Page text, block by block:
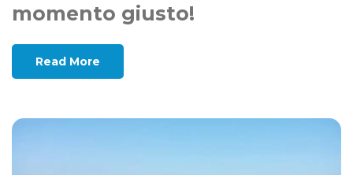
momento giusto!
Read More